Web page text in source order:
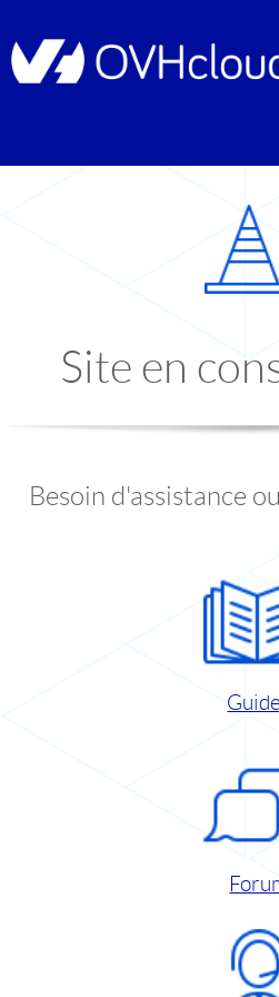
Site en
Besoin d'assistance